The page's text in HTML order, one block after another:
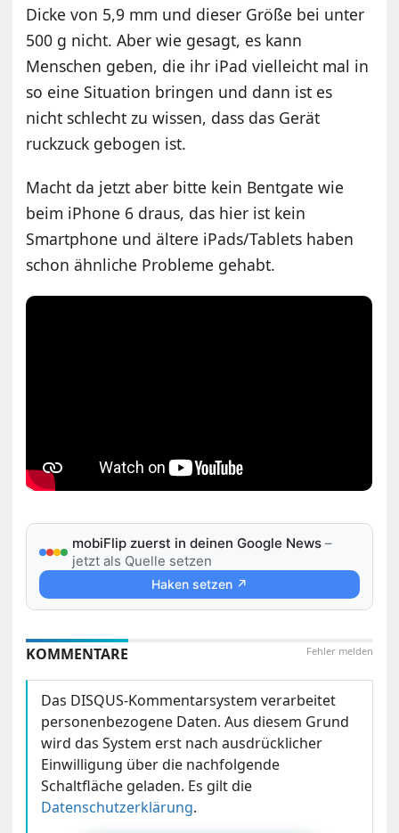
Dicke von 5,9 mm und dieser Größe bei unter
500 g nicht. Aber wie gesagt, es kann
Menschen geben, die ihr iPad vielleicht mal in
so eine Situation bringen und dann ist es
nicht schlecht zu wissen, dass das Gerät
ruckzuck gebogen ist.
Macht da jetzt aber bitte kein Bentgate wie
beim iPhone 6 draus, das hier ist kein
Smartphone und ältere iPads/Tablets haben
schon ähnliche Probleme gehabt.
mobiFlip zuerst in deinen Google News –
jetzt als Quelle setzen
Haken setzen ↗
Fehler melden
KOMMENTARE
Das DISQUS-Kommentarsystem verarbeitet
personenbezogene Daten. Aus diesem Grund
wird das System erst nach ausdrücklicher
Einwilligung über die nachfolgende
Schaltfläche geladen. Es gilt die
Datenschutzerklärung.